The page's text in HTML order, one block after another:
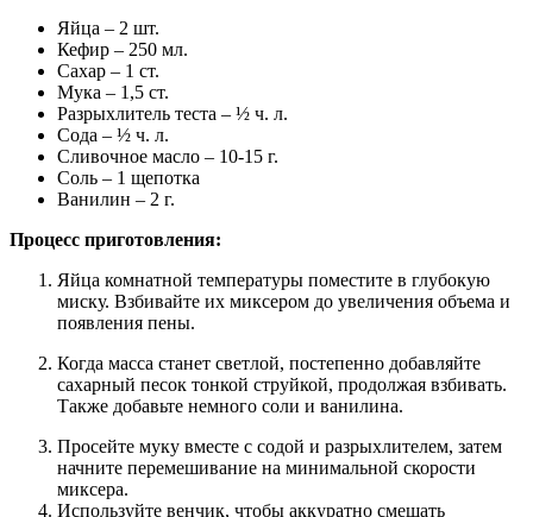
Яйца – 2 шт.
Кефир – 250 мл.
Сахар – 1 ст.
Мука – 1,5 ст.
Разрыхлитель теста – ½ ч. л.
Сода – ½ ч. л.
Сливочное масло – 10-15 г.
Соль – 1 щепотка
Ванилин – 2 г.
Процесс приготовления:
Яйца комнатной температуры поместите в глубокую
миску. Взбивайте их миксером до увеличения объема и
появления пены.
Когда масса станет светлой, постепенно добавляйте
сахарный песок тонкой струйкой, продолжая взбивать.
Также добавьте немного соли и ванилина.
Просейте муку вместе с содой и разрыхлителем, затем
начните перемешивание на минимальной скорости
миксера.
Используйте венчик, чтобы аккуратно смешать